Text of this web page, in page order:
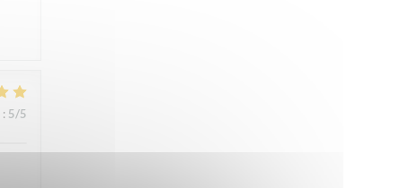
: 5/5